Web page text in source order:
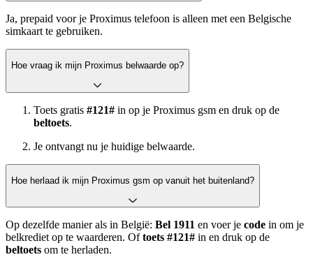
Ja, prepaid voor je Proximus telefoon is alleen met een Belgische
simkaart te gebruiken.
Hoe vraag ik mijn Proximus belwaarde op?
Toets gratis #121# in op je Proximus gsm en druk op de
beltoets.
Je ontvangt nu je huidige belwaarde.
Hoe herlaad ik mijn Proximus gsm op vanuit het buitenland?
Op dezelfde manier als in België: Bel 1911 en voer je code in om je
belkrediet op te waarderen. Oftoets #121# in en druk op de
beltoets om te herladen.